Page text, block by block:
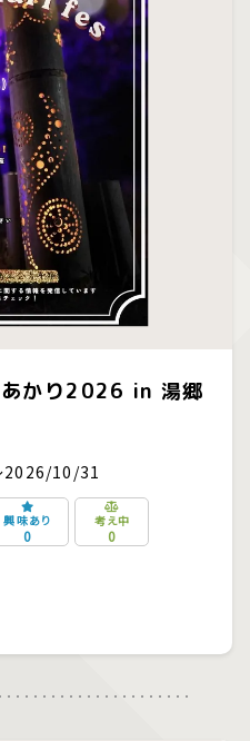
かり2026 in 湯郷
10/31
興味あり
0
考え中
0